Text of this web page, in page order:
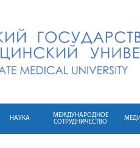
НАУКА
МЕЖДУНАРОДНОЕ
СОТРУДНИЧЕСТВО